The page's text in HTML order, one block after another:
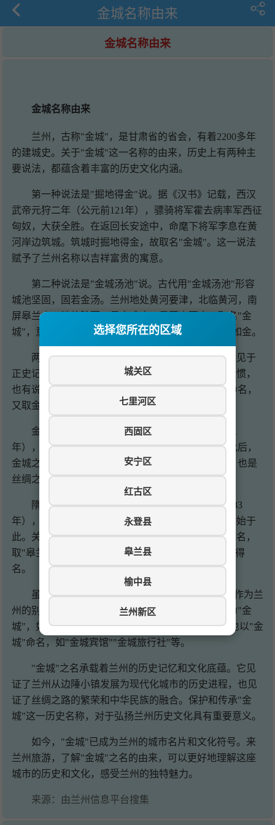
选择您所在的区域
城关区
七里河区
西固区
安宁区
红古区
永登县
皋兰县
榆中县
兰州新区
金城名称由来
金城名称由来
金城名称由来
兰州，古称"金城"，是甘肃省的省会，有着2200多年
的建城史。关于"金城"这一名称的由来，历史上有两种主
要说法，都蕴含着丰富的历史文化内涵。
第一种说法是"掘地得金"说。据《汉书》记载，西汉
武帝元狩二年（公元前121年），骠骑将军霍去病率军西征
匈奴，大获全胜。在返回长安途中，命麾下将军李息在黄
河岸边筑城。筑城时掘地得金，故取名"金城"。这一说法
赋予了兰州名称以吉祥富贵的寓意。
第二种说法是"金城汤池"说。古代用"金城汤池"形容
城池坚固，固若金汤。兰州地处黄河要津，北临黄河，南
屏皋兰山，地势险要，易守难攻，是军事要塞。取名"金
城"，意在强调其军事地位的重要性，寓意城池坚固如金。
两种说法各有依据，也各有道理。"掘地得金"说见于
正史记载，流传广泛；"金城汤池"说符合古代命名习惯，
也有说服力。或许两种因素都有，既因掘地得金而命名，
又取金城汤池之意，双重寓意，更加吉祥。
金城之名始于西汉。汉昭帝始元六年（公元前81
年），设金城郡，辖13县，金城成为郡治所在地。此后，
金城之名沿用数百年，是汉代经营西域的重要基地，也是
丝绸之路上的重要节点。
隋代，金城之名改为兰州。隋文帝开皇三年（583
年），改金城郡为兰州，置兰州总管府，"兰州"之名始于
此。关于"兰州"之名的由来，一说因城南皋兰山而得名，
取"皋兰"之"兰"；一说因黄河流经此地，河水兰绿而得
名。
虽然"金城"之名在隋代被"兰州"取代，但"金城"作为兰
州的别称一直沿用至今。兰州人习惯称自己的城市为"金
城"，如"金城兰州""金城儿女"等。许多企业、商店也以"金
城"命名，如"金城宾馆""金城旅行社"等。
"金城"之名承载着兰州的历史记忆和文化底蕴。它见
证了兰州从边陲小镇发展为现代化城市的历史进程，也见
证了丝绸之路的繁荣和中华民族的融合。保护和传承"金
城"这一历史名称，对于弘扬兰州历史文化具有重要意义。
如今，"金城"已成为兰州的城市名片和文化符号。来
兰州旅游，了解"金城"之名的由来，可以更好地理解这座
城市的历史和文化，感受兰州的独特魅力。
来源：由兰州信息平台搜集